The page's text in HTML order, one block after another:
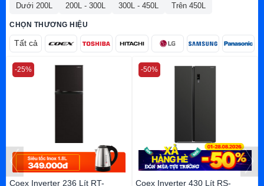
Dưới 200L 200L - 300L 300L - 450L Trên 450L
CHỌN THƯƠNG HIỆU
Tất cả
Coex Inverter 236 Lít RT-
-25%
Coex Inverter 430 Lít RS-
-50%